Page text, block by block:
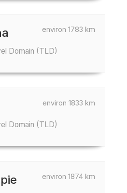
environ 1783 km
Domain (TLD)
environ 1833 km
Domain (TLD)
environ 1874 km